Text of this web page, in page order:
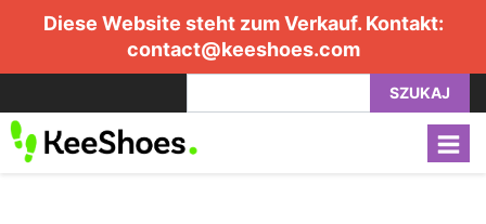
Diese Website steht zum Verkauf. Kontakt:
contact@keeshoes.com
SZUKAJ